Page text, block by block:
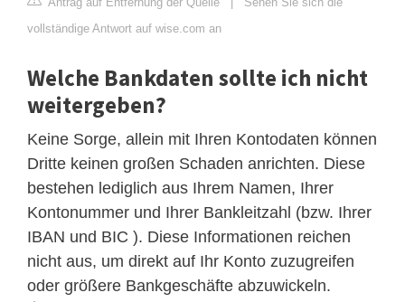
vollständige Antwort auf wise.com an
Welche Bankdaten sollte ich nicht
weitergeben?
Keine Sorge, allein mit Ihren Kontodaten können
Dritte keinen großen Schaden anrichten. Diese
bestehen lediglich aus Ihrem Namen, Ihrer
Kontonummer und Ihrer Bankleitzahl (bzw. Ihrer
IBAN und BIC ). Diese Informationen reichen
nicht aus, um direkt auf Ihr Konto zuzugreifen
oder größere Bankgeschäfte abzuwickeln.